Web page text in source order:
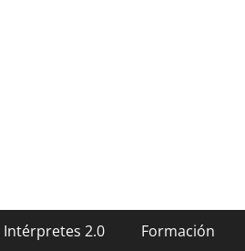
Intérpretes 2.0 Formación